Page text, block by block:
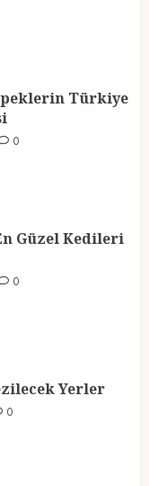
0
Türkiye
0
Güzel Kedileri
0
Yerler
0